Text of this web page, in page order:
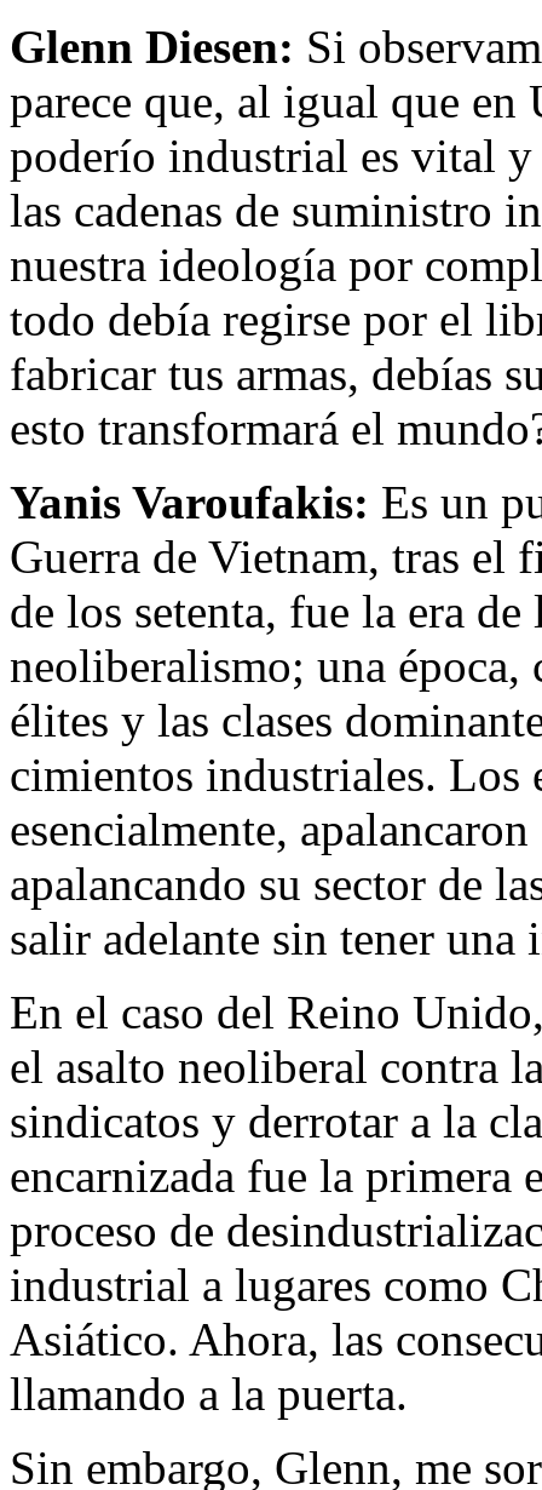
Glenn Diesen: Si
parece que, al igual que
poderío industrial es vital y
las cadenas de suministro
nuestra ideología por
todo debía regirse por el
fabricar tus armas, debías
esto transformará el
Yanis Varoufakis: Es un
Guerra de Vietnam, tras el
de los setenta, fue la era
neoliberalismo; una época,
élites y las clases
cimientos industriales. Los
esencialmente,
apalancando su sector de
salir adelante sin tener una
En el caso del Reino
el asalto neoliberal contra
sindicatos y derrotar a la
encarnizada fue la primera
proceso de
industrial a lugares como
Asiático. Ahora, las
llamando a la puerta.
Sin embargo, Glenn, me